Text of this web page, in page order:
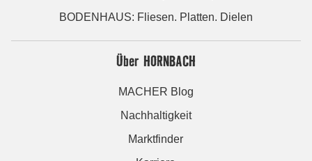
BODENHAUS: Fliesen. Platten. Dielen
Über HORNBACH
MACHER Blog
Nachhaltigkeit
Marktfinder